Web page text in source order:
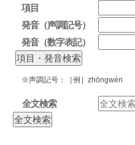
項目
発音（声調記号）
発音（数字表記）
※声調記号：［例］zhōngwén
全文検索